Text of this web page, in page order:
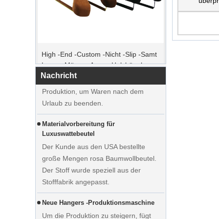
Luxus -Männer Anzug Holzbügel
Hersteller Lieferant
Nachricht
erteilten Bestellungen und planten, den
Urlaub zu beenden.
Materialvorbereitung für
Luxuswattebeutel
Der Kunde aus den USA bestellte
große Mengen rosa Baumwollbeutel.
Der Stoff wurde speziell aus der
Stofffabrik angepasst.
Neue Hangers -Produktionsmaschine
Um die Produktion zu steigern, fügt